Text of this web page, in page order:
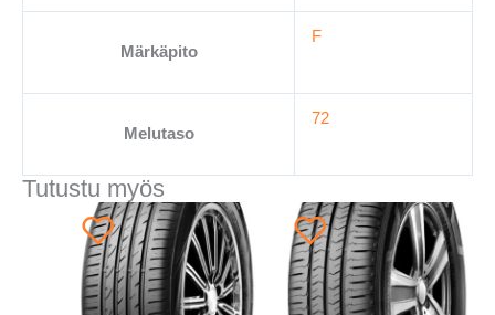
Märkäpito
F
Melutaso
72
Tutustu myös